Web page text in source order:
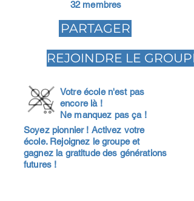
32 membres
PARTAGER
REJOINDRE LE GROUPE
Votre école n'est pas
encore là !
Ne manquez pas ça !
Soyez pionnier ! Activez votre
école. Rejoignez le groupe et
gagnez la gratitude des générations
futures !